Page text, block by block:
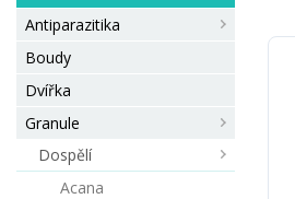
Antiparazitika
Boudy
Dvířka
Granule
Dospělí
Acana